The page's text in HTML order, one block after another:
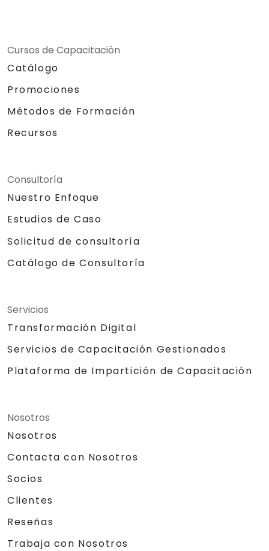
Cursos de Capacitación
Catálogo
Promociones
Métodos de Formación
Recursos
Consultoría
Nuestro Enfoque
Estudios de Caso
Solicitud de consultoría
Catálogo de Consultoría
Servicios
Transformación Digital
Servicios de Capacitación Gestionados
Plataforma de Impartición de Capacitación
Nosotros
Nosotros
Contacta con Nosotros
Socios
Clientes
Reseñas
Trabaja con Nosotros